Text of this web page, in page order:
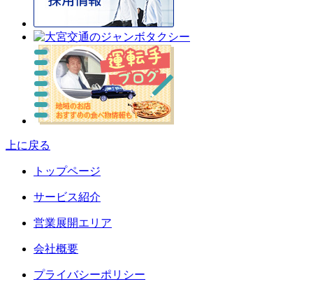
上に戻る
トップページ
サービス紹介
営業展開エリア
会社概要
プライバシーポリシー